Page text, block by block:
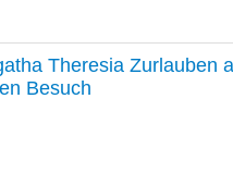
Theresia Zurlauben
Besuch